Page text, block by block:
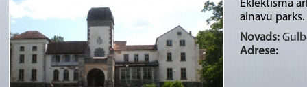
Eklektisma
ainavu parks.
Novads:
Adrese: